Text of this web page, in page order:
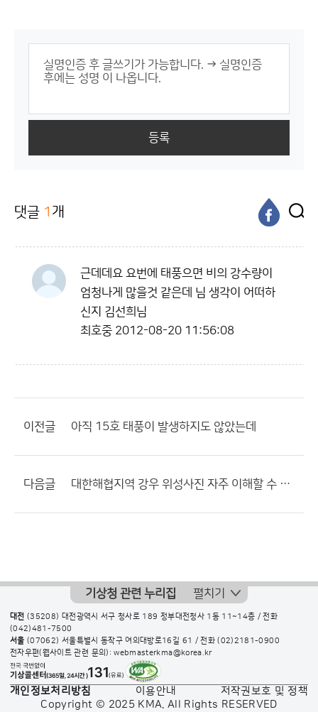
등록
댓글 1 개
근데데요 요번에 태풍으면 비의 강수량이
엄청나게 많을것 같은데 님 생각이 어떠하
신지 김선희님
최호중 2012-08-20 11:56:08
이전글 아직 15호 태풍이 발생하지도 않았는데
다음글 대한해협지역 강우 위성사진 자주 이해할 수 없어서
기상청 관련 누리집 펼치기
대전 (35208) 대전광역시 서구 청사로 189 정부대전청사 1동 11~14층 / 전화
(042)481-7500
서울 (07062) 서울특별시 동작구 여의대방로16길 61 / 전화(02)2181-0900
전자우편(웹사이트 관련 문의): webmasterkma@korea.kr
개인정보처리방침 이용안내
저작권보호 및 정책
Copyright © 2025 KMA. All Rights RESERVED